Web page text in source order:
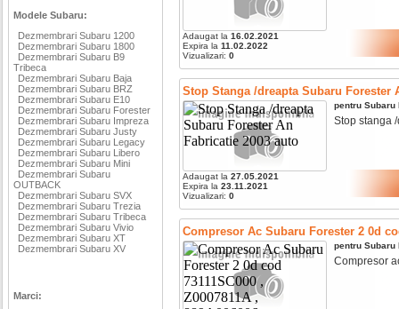
Modele Subaru:
Dezmembrari Subaru 1200
Dezmembrari Subaru 1800
Dezmembrari Subaru B9
Tribeca
Dezmembrari Subaru Baja
Dezmembrari Subaru BRZ
Dezmembrari Subaru E10
Dezmembrari Subaru Forester
Dezmembrari Subaru Impreza
Dezmembrari Subaru Justy
Dezmembrari Subaru Legacy
Dezmembrari Subaru Libero
Dezmembrari Subaru Mini
Dezmembrari Subaru
OUTBACK
Dezmembrari Subaru SVX
Dezmembrari Subaru Trezia
Dezmembrari Subaru Tribeca
Dezmembrari Subaru Vivio
Dezmembrari Subaru XT
Dezmembrari Subaru XV
Marci:
Adaugat la 16.02.2021
Expira la 11.02.2022
Vizualizari: 0
Stop Stanga /dreapta Subaru Forester
Adaugat la 27.05.2021
Expira la 23.11.2021
Vizualizari: 0
pentru Subaru
Stop stanga
Compresor Ac Subaru Forester 2 0d
pentru Subaru
Compresor